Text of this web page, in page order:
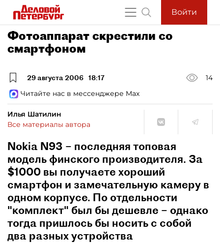
Войти
Фотоаппарат скрестили со
смартфоном
29 августа 2006 18:17
14
Читайте нас в мессенджере Max
Илья Шатилин
Все материалы автора
Nokia N93 – последняя топовая
модель финского производителя. За
$1000 вы получаете хороший
смартфон и замечательную камеру в
одном корпусе. По отдельности
"комплект" был бы дешевле – однако
тогда пришлось бы носить с собой
два разных устройства